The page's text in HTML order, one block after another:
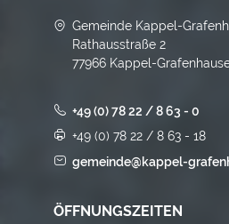
Gemeinde Kappel-
Rathausstraße 2
77966 Kappel-
+49 (0) 78 22 / 8 63 - 0
+49 (0) 78 22 / 8 63 - 18
gemeinde@kappel-
ÖFFNUNGSZEITEN